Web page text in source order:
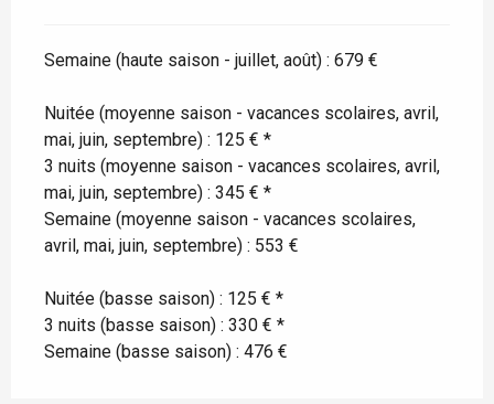
Semaine (haute saison - juillet, août) : 679 €
Nuitée (moyenne saison - vacances scolaires, avril,
mai, juin, septembre) : 125 € *
3 nuits (moyenne saison - vacances scolaires, avril,
mai, juin, septembre) : 345 € *
Semaine (moyenne saison - vacances scolaires,
avril, mai, juin, septembre) : 553 €
Nuitée (basse saison) : 125 € *
3 nuits (basse saison) : 330 € *
Semaine (basse saison) : 476 €